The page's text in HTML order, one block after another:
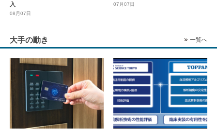
入
08月07日
07月07日
大手の動き 一覧へ